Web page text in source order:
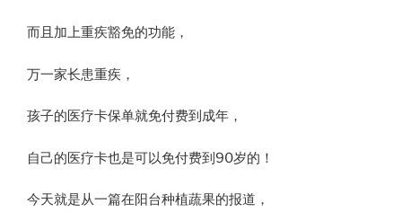
而且加上重疾豁免的功能，
万一家长患重疾，
孩子的医疗卡保单就免付费到成年，
自己的医疗卡也是可以免付费到90岁的！
今天就是从一篇在阳台种植蔬果的报道，